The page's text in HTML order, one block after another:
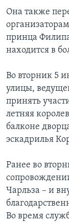
Она также
принца
находится в
Во вторник 5
улицы,
принять
летняя
балконе
эскадрилья
Ранее во
Чарльза – и
Во время